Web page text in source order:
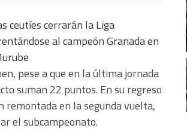
pese a que en la última jornada
suman 22 puntos. En su regreso
remontada en la segunda vuelta,
el subcampeonato.